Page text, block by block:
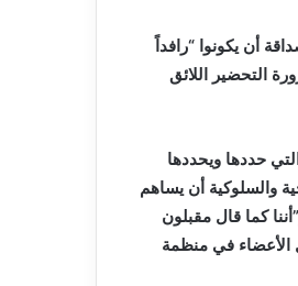
أن يكونوا “رافداً
التحضير اللائق
حددها ويحددها
والسلوكية أن يساهم
كما قال مقبلون
الأعضاء في منظمة